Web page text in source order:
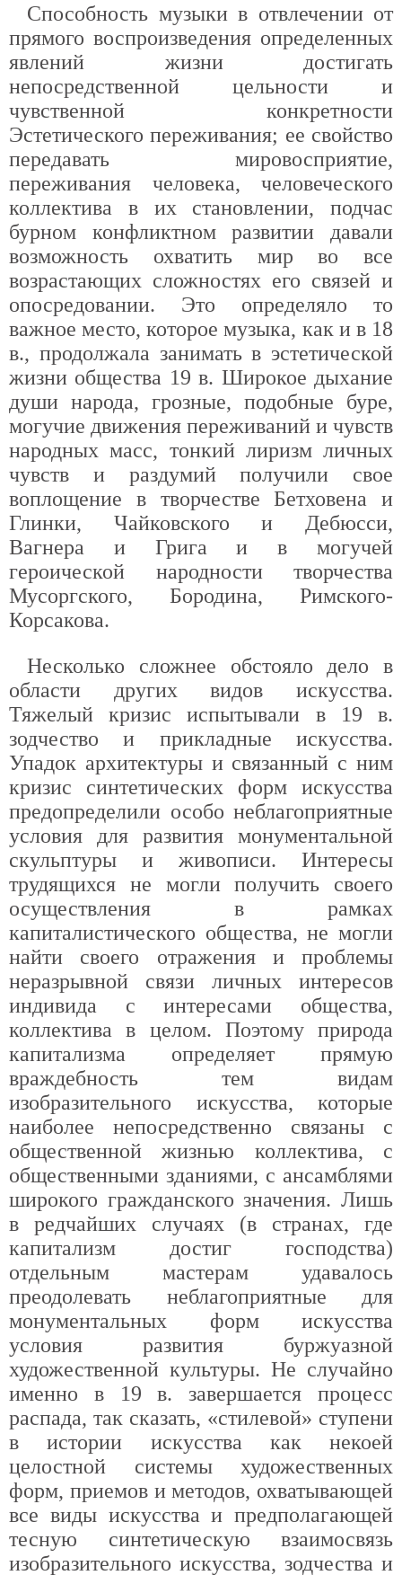
Способность музыки в отвлечении от
прямого воспроизведения определенных
явлений жизни достигать
непосредственной цельности и
чувственной конкретности
Эстетического переживания; ее свойство
передавать мировосприятие,
переживания человека, человеческого
коллектива в их становлении, подчас
бурном конфликтном развитии давали
возможность охватить мир во все
возрастающих сложностях его связей и
опосредовании. Это определяло то
важное место, которое музыка, как и в 18
в., продолжала занимать в эстетической
жизни общества 19 в. Широкое дыхание
души народа, грозные, подобные буре,
могучие движения переживаний и чувств
народных масс, тонкий лиризм личных
чувств и раздумий получили свое
воплощение в творчестве Бетховена и
Глинки, Чайковского и Дебюсси,
Вагнера и Грига и в могучей
героической народности творчества
Мусоргского, Бородина, Римского-
Корсакова.
Несколько сложнее обстояло дело в
области других видов искусства.
Тяжелый кризис испытывали в 19 в.
зодчество и прикладные искусства.
Упадок архитектуры и связанный с ним
кризис синтетических форм искусства
предопределили особо неблагоприятные
условия для развития монументальной
скульптуры и живописи. Интересы
трудящихся не могли получить своего
осуществления в рамках
капиталистического общества, не могли
найти своего отражения и проблемы
неразрывной связи личных интересов
индивида с интересами общества,
коллектива в целом. Поэтому природа
капитализма определяет прямую
враждебность тем видам
изобразительного искусства, которые
наиболее непосредственно связаны с
общественной жизнью коллектива, с
общественными зданиями, с ансамблями
широкого гражданского значения. Лишь
в редчайших случаях (в странах, где
капитализм достиг господства)
отдельным мастерам удавалось
преодолевать неблагоприятные для
монументальных форм искусства
условия развития буржуазной
художественной культуры. Не случайно
именно в 19 в. завершается процесс
распада, так сказать, «стилевой» ступени
в истории искусства как некоей
целостной системы художественных
форм, приемов и методов, охватывающей
все виды искусства и предполагающей
тесную синтетическую взаимосвязь
изобразительного искусства, зодчества и